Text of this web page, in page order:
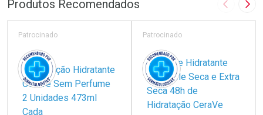
Produtos Recomendados Imagem
Patrocinado Patrocinado